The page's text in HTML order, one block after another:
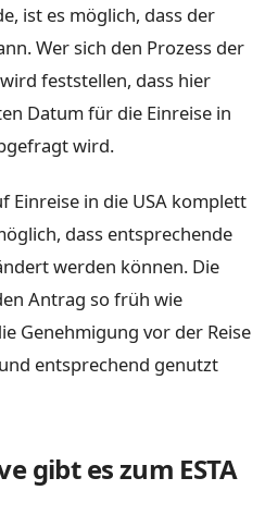
ist es möglich, dass der
Wer sich den Prozess der
feststellen, dass hier
Datum für die Einreise in
wird.
Einreise in die USA komplett
dass entsprechende
werden können. Die
Antrag so früh wie
Genehmigung vor der Reise
entsprechend genutzt
gibt es zum ESTA